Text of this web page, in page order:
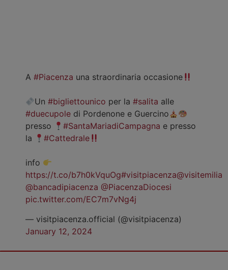
A #Piacenza una straordinaria occasione
Un#bigliettounico per la#salita alle
#duecupole di Pordenone e Guercino
presso
#SantaMariadiCampagna e presso
la
#Cattedrale
info
https://t.co/b7h0kVquOg#visitpiacenza@visitemilia
@bancadipiacenza @PiacenzaDiocesi
pic.twitter.com/EC7m7vNg4j
— visitpiacenza.official (@visitpiacenza)
January 12, 2024